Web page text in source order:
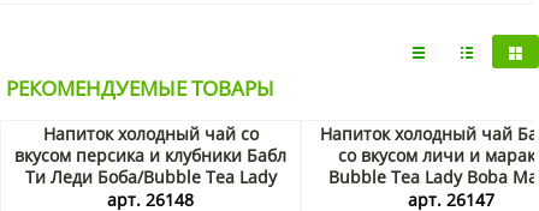
РЕКОМЕНДУЕМЫЕ ТОВАРЫ
Напиток холодный чай со
вкусом персика и клубники Бабл
Ти Леди Боба/Bubble Tea Lady
Boba Madam Hong, Тайвань, 320
арт. 26148
Напиток холодный чай
со вкусом личи и
Bubble Tea Lady Boba
Hong, Тайвань, 320 мл.
арт. 26147